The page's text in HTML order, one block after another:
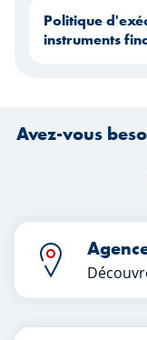
Politique
instruments
Avez-vous